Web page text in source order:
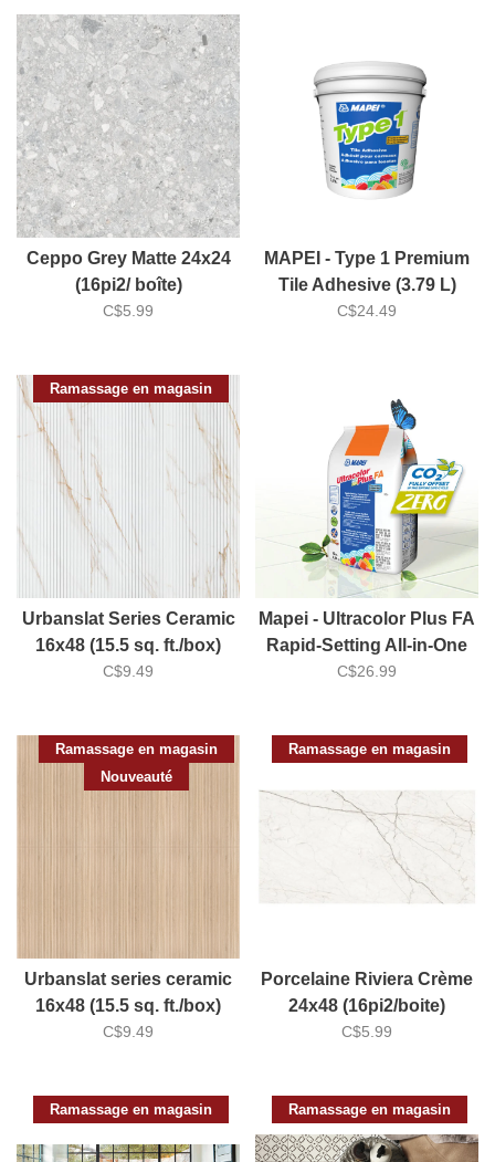
Ceppo Grey Matte 24x24
(16pi2/ boîte)
C$5.99
MAPEI - Type 1 Premium
Tile Adhesive (3.79 L)
C$24.49
Ramassage en magasin
Urbanslat Series Ceramic
16x48 (15.5 sq. ft./box)
C$9.49
Mapei - Ultracolor Plus FA
Rapid-Setting All-in-One
Grout 10 lb
C$26.99
Ramassage en magasin
Nouveauté
Urbanslat series ceramic
16x48 (15.5 sq. ft./box)
C$9.49
Ramassage en magasin
Porcelaine Riviera Crème
24x48 (16pi2/boite)
C$5.99
Ramassage en magasin Ramassage en magasin